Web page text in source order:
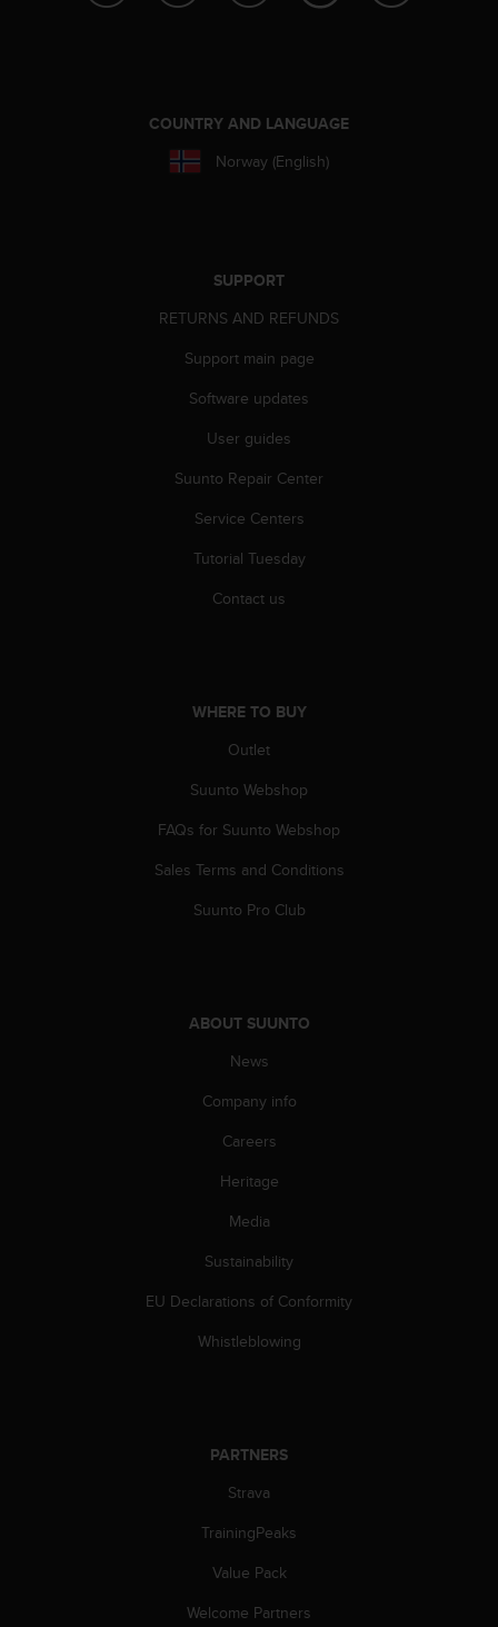
COUNTRY AND LANGUAGE
Norway (English)
SUPPORT
RETURNS AND REFUNDS
Support main page
Software updates
User guides
Suunto Repair Center
Service Centers
Tutorial Tuesday
Contact us
WHERE TO BUY
Outlet
Suunto Webshop
FAQs for Suunto Webshop
Sales Terms and Conditions
Suunto Pro Club
ABOUT SUUNTO
News
Company info
Careers
Heritage
Media
Sustainability
EU Declarations of Conformity
Whistleblowing
PARTNERS
Strava
TrainingPeaks
Value Pack
Welcome Partners